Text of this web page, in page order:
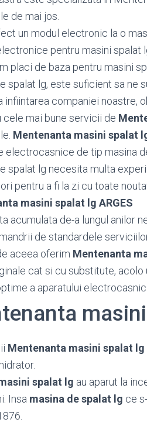
de mai jos.
un modul electronic la o
pentru masini spalat
placi de baza pentru masini
spalat lg, este suficient sa ne
infiintarea companiei noastre,
cele mai bune servicii de
Mentenanta masini spalat
electrocasnice de tip masina
spalat lg necesita multa
pentru a fi la zi cu toate
masini spalat lg ARGES
acumulata de-a lungul anilor
de standardele
aceea oferim Mentenanta
cat si cu substitute,
a aparatului
Mentenanta masini spalat lg
spalat lg au aparut la
Insa masina de spalat lg ce